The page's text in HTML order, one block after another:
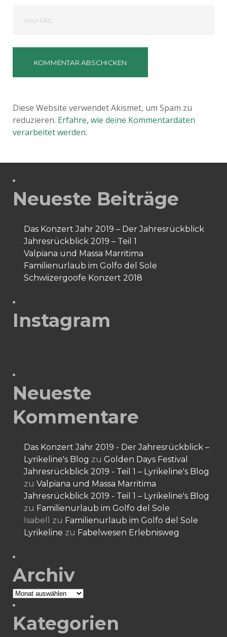
Website
Diese Website verwendet Akismet, um Spam zu
reduzieren. Erfahre, wie deine Kommentardaten
verarbeitet werden.
Neueste Beiträge
Das Konzert Jahr 2019 – Der Jahresrückblick
Jahresrückblick 2019 – Teil 1
Valpiana und Massa Marritima
Familienurlaub im Golfo del Sole
Schwiizergoofe Konzert 2018
Instagram
Neueste
Kommentare
Das Konzert Jahr 2019 - Der Jahresrückblick –
Lyrikeline's Blog zu Golden Days Festival
Jahresrückblick 2019 - Teil 1 – Lyrikeline's Blog
zu Valpiana und Massa Marritima
Jahresrückblick 2019 - Teil 1 – Lyrikeline's Blog
zu Familienurlaub im Golfo del Sole
Isabell
zu Familienurlaub im Golfo del Sole
Lyrikeline zu Fabelwesen Erlebnisweg
Archiv
Archiv
Kategorien